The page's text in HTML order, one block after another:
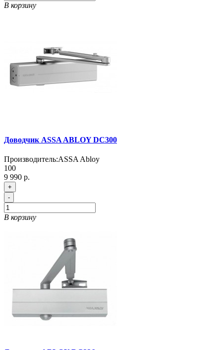
В корзину
Доводчик ASSA ABLOY DC300
Производитель:ASSA Abloy
100
9 990 р.
+
-
В корзину